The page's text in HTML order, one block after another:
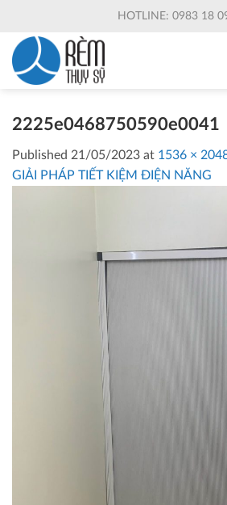
content
HOTLINE: 0983 18
2225e0468750590e0041
Published 21/05/2023 at 1536 ×
GIẢI PHÁP TIẾT KIỆM ĐIỆN NĂNG